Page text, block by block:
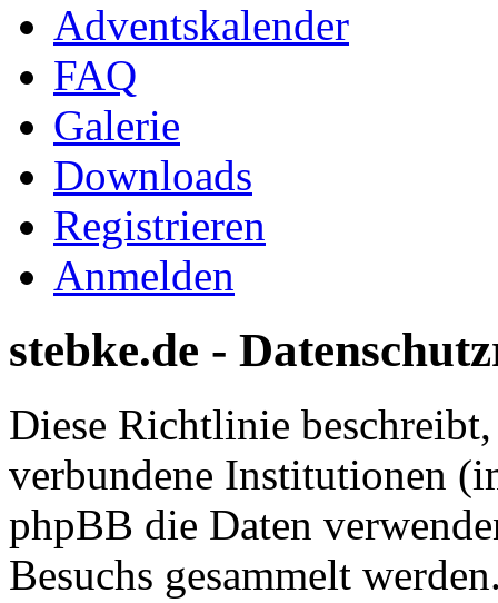
Adventskalender
FAQ
Galerie
Downloads
Registrieren
Anmelden
stebke.de -
Diese Richtlinie
verbundene Institutionen
phpBB die Daten
Besuchs gesammelt